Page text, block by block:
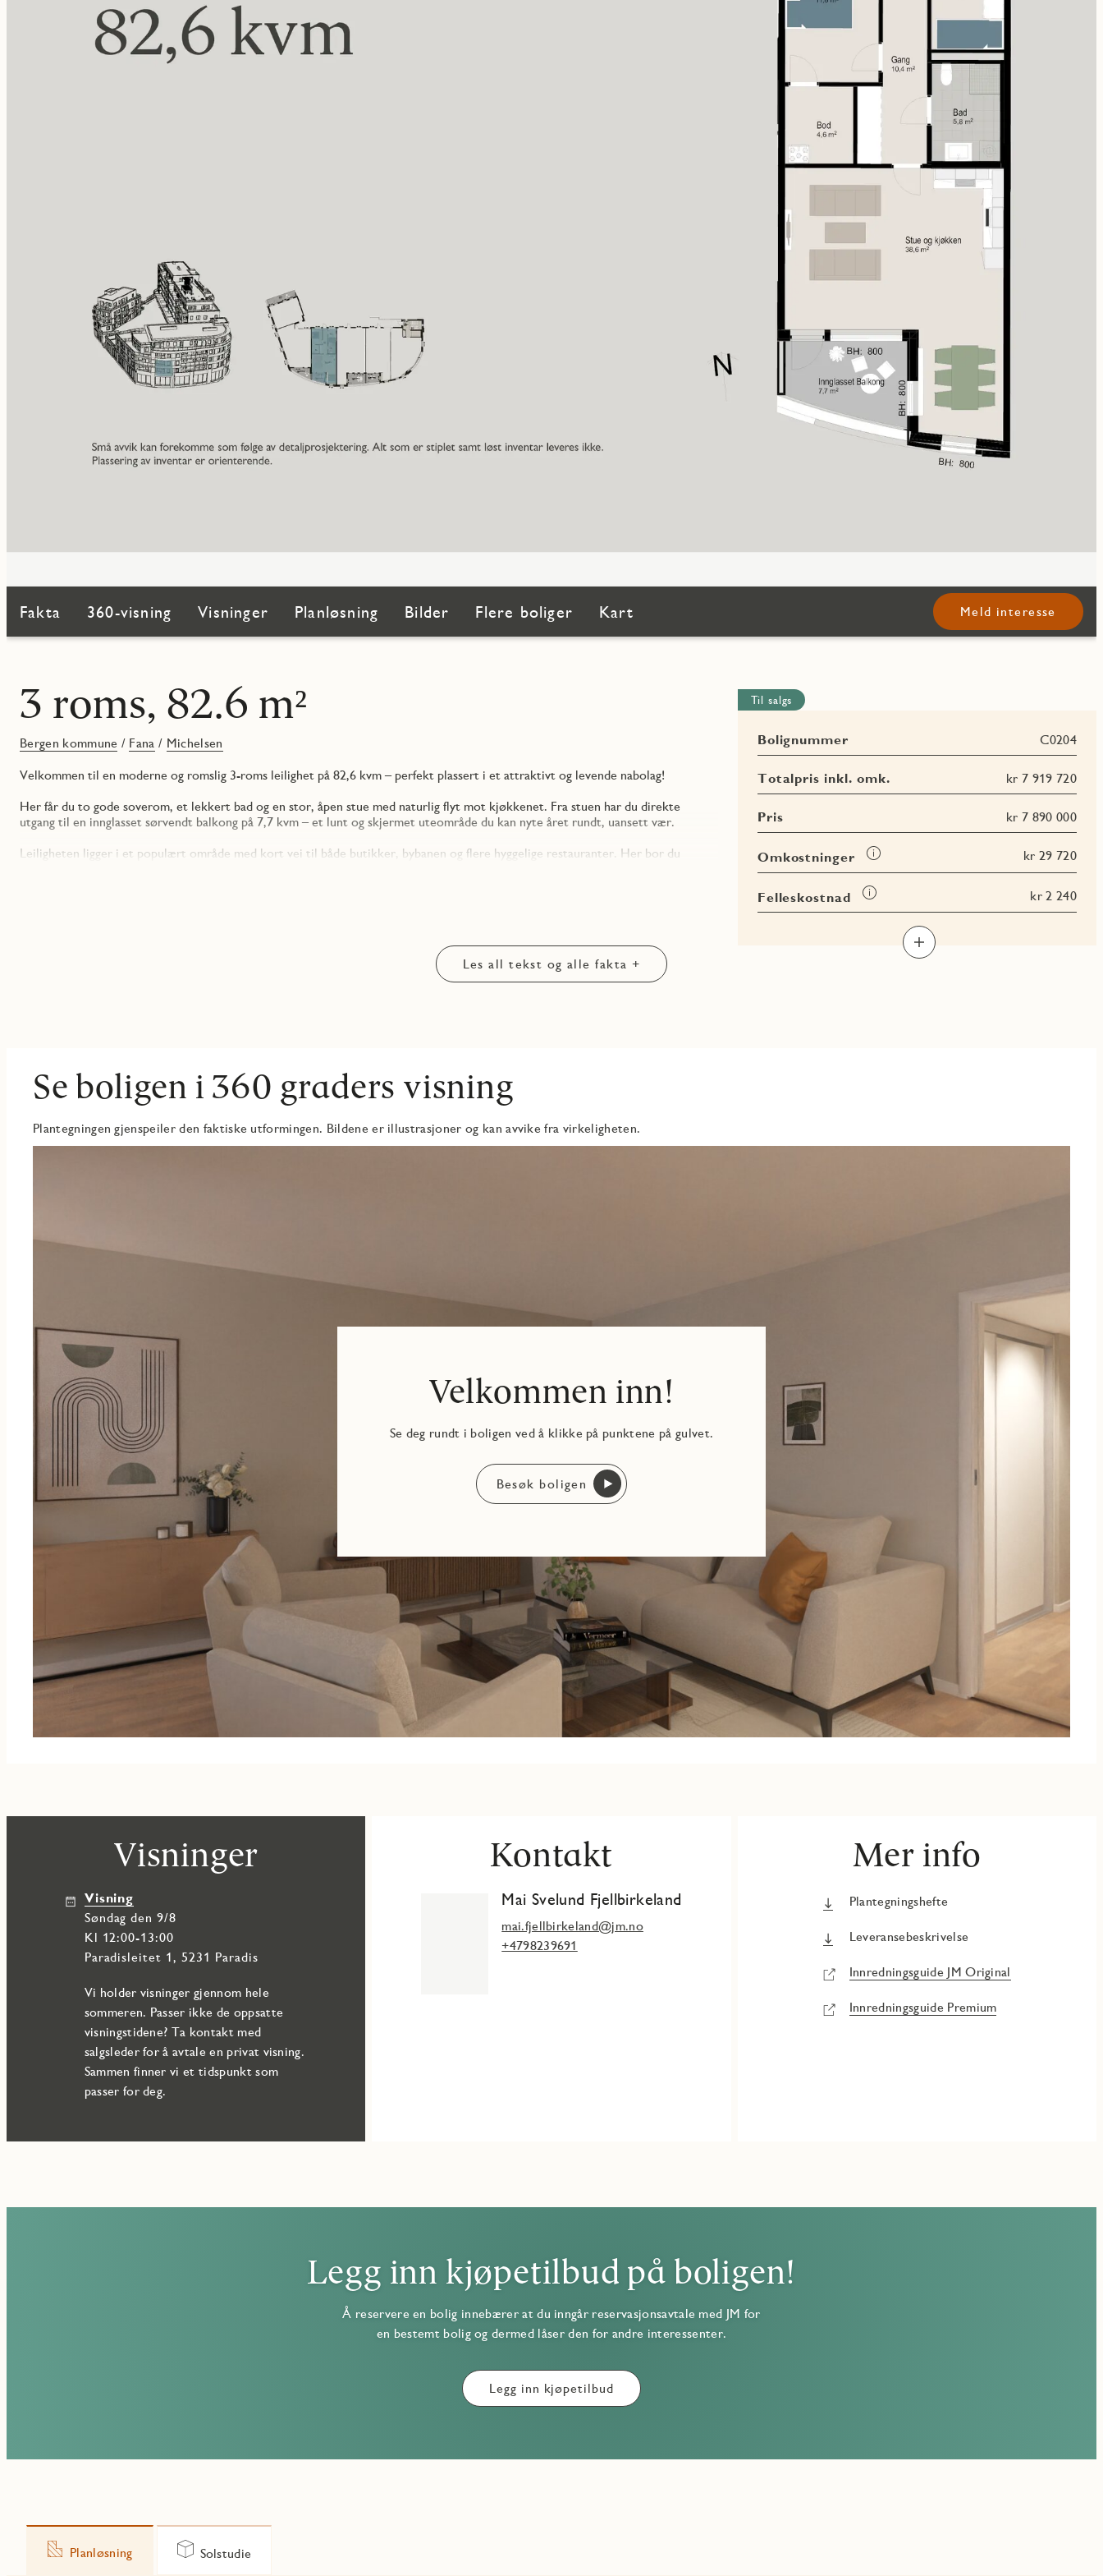
Fakta 360-visning Visninger Planløsning Bilder Flere boliger Kart Meld interesse
3 roms, 82.6 m²
Bergen kommune / Fana / Michelsen
Velkommen til en moderne og romslig 3-roms leilighet på 82,6 kvm – perfekt plassert i et attraktivt og levende nabolag!
Her får du to gode soverom, et lekkert bad og en stor, åpen stue med naturlig flyt mot kjøkkenet. Fra stuen har du direkte
utgang til en innglasset sørvendt balkong på 7,7 kvm – et lunt og skjermet uteområde du kan nyte året rundt, uansett vær.
Leiligheten ligger i et populært område med kort vei til både butikker, bybanen og flere hyggelige restauranter. Her bor du
Til salgs
Bolignummer C0204
Totalpris inkl. omk. kr 7 919 720
Pris kr 7 890 000
Omkostninger
Les
mer
om
Omkostninger
kr 29 720
Felleskostnad
Les
mer
Felleskostnad
kr 2 240
Les
Les
Les Les
Les all tekst og alle fakta +
Se boligen i 360 graders visning
Plantegningen gjenspeiler den faktiske utformingen. Bildene er illustrasjoner og kan avvike fra virkeligheten.
Velkommen inn!
Se deg rundt i boligen ved å klikke på punktene på gulvet.
Besøk boligen
Visninger
Visning
søndag den 9/8
Kl 12:00-13:00
Paradisleitet 1, 5231 Paradis
Vi holder visninger gjennom hele
sommeren. Passer ikke de oppsatte
visningstidene? Ta kontakt med
salgsleder for å avtale en privat visning.
Sammen finner vi et tidspunkt som
passer for deg.
Kontakt
Mai Svelund Fjellbirkeland
mai.fjellbirkeland@jm.no
+4798239691
Mer info
Plantegningshefte
Leveransebeskrivelse
Innredningsguide JM Original
Innredningsguide Premium
Legg inn kjøpetilbud på boligen!
Å reservere en bolig innebærer at du inngår reservasjonsavtale med JM for
en bestemt bolig og dermed låser den for andre interessenter.
Legg inn kjøpetilbud
Planløsning Solstudie